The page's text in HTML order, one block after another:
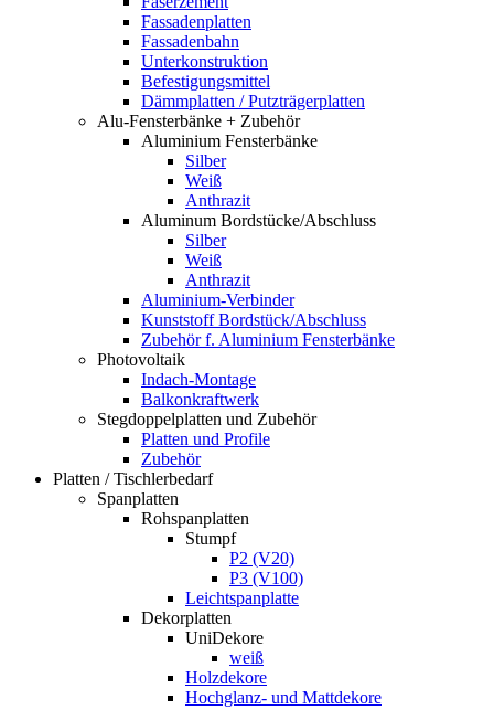
Fassadenplatten
Fassadenbahn
Unterkonstruktion
Befestigungsmittel
Dämmplatten / Putzträgerplatten
Alu-Fensterbänke + Zubehör
Aluminium Fensterbänke
Silber
Weiß
Anthrazit
Aluminum Bordstücke/Abschluss
Silber
Weiß
Anthrazit
Aluminium-Verbinder
Kunststoff Bordstück/Abschluss
Zubehör f. Aluminium Fensterbänke
Photovoltaik
Indach-Montage
Balkonkraftwerk
Stegdoppelplatten und Zubehör
Platten und Profile
Zubehör
Platten / Tischlerbedarf
Spanplatten
Rohspanplatten
Stumpf
P2 (V20)
P3 (V100)
Leichtspanplatte
Dekorplatten
UniDekore
weiß
Holzdekore
Hochglanz- und Mattdekore